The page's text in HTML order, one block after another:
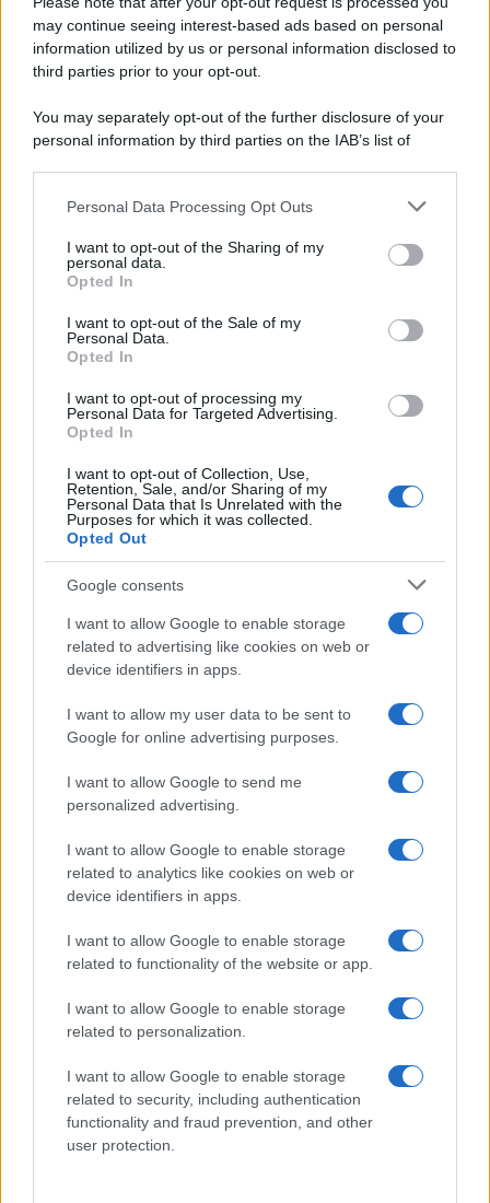
may continue seeing interest-based ads based on personal
information utilized by us or personal information disclosed to
third parties prior to your opt-out.
You may separately opt-out of the further disclosure of your
personal information by third parties on the IAB’s list of
This information may also be disclosed by us to third parties
disclose it to other third parties.
Please note that this website/app uses one or more Google
services and may gather and store information including but
not limited to your visit or usage behaviour. You may click to
grant or deny consent to Google and its third-party tags to
consent section.
Personal Data Processing Opt Outs
I want to opt-out of the Sharing of my
personal data.
Opted In
I want to opt-out of the Sale of my
Personal Data.
Opted In
I want to opt-out of processing my
Personal Data for Targeted Advertising.
Opted In
I want to opt-out of Collection, Use,
Retention, Sale, and/or Sharing of my
Personal Data that Is Unrelated with the
Purposes for which it was collected.
Opted Out
Google consents
I want to allow Google to enable storage
related to advertising like cookies on web or
device identifiers in apps.
I want to allow my user data to be sent to
Google for online advertising purposes.
I want to allow Google to send me
personalized advertising.
I want to allow Google to enable storage
related to analytics like cookies on web or
device identifiers in apps.
I want to allow Google to enable storage
related to functionality of the website or app.
I want to allow Google to enable storage
related to personalization.
I want to allow Google to enable storage
related to security, including authentication
functionality and fraud prevention, and other
user protection.